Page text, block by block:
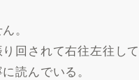
。
回されて右往左往し
読んでいる。